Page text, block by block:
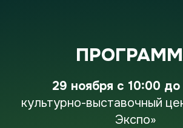
29 ноября с 10:00 до
культурно-выставочный
Экспо»